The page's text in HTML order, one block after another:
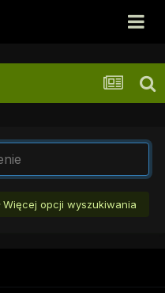
Więcej opcji wyszukiwania